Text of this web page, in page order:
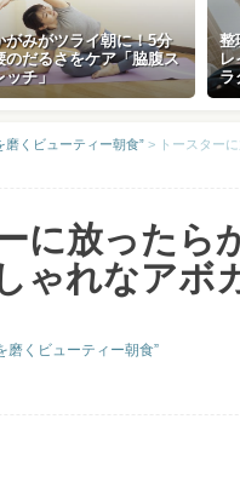
がみがツライ朝に！5分
のだるさをケア「脇腹ス
ッチ」
整
ラ
磨くビューティー朝食” > トースター
に放ったら
ゃれなアボ
磨くビューティー朝食”